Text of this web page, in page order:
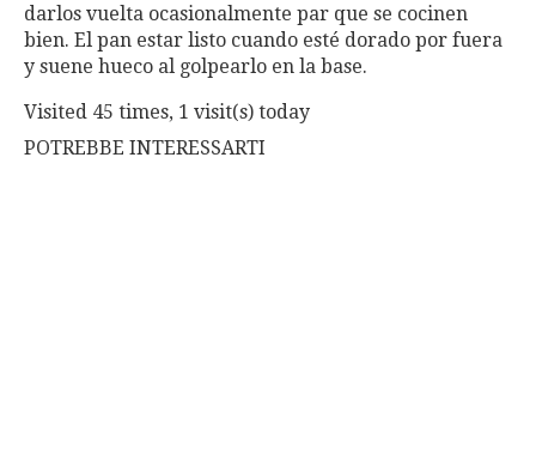
darlos vuelta ocasionalmente par que se cocinen
bien. El pan estar listo cuando esté dorado por fuera
y suene hueco al golpearlo en la base.
Visited 45 times, 1 visit(s) today
POTREBBE INTERESSARTI